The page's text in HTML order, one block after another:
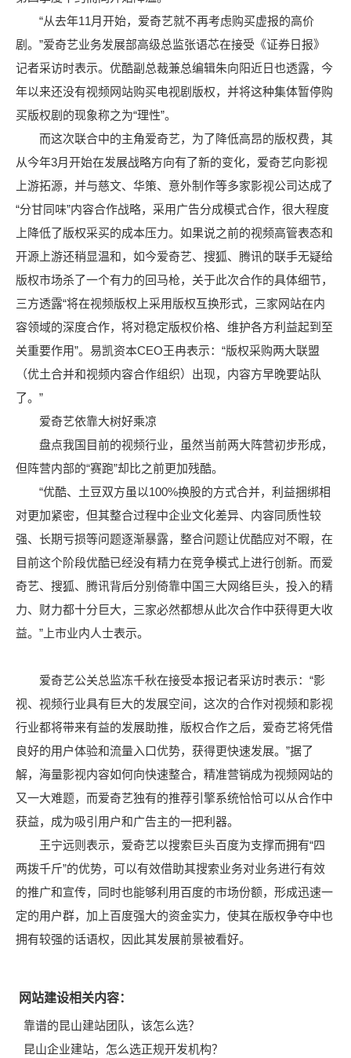
“从去年11月开始，爱奇艺就不再考虑购买虚报的高价
剧。”爱奇艺业务发展部高级总监张语芯在接受《证券日报》
记者采访时表示。优酷副总裁兼总编辑朱向阳近日也透露，今
年以来还没有视频网站购买电视剧版权，并将这种集体暂停购
买版权剧的现象称之为“理性”。
而这次联合中的主角爱奇艺，为了降低高昂的版权费，其
从今年3月开始在发展战略方向有了新的变化，爱奇艺向影视
上游拓源，并与慈文、华策、意外制作等多家影视公司达成了
“分甘同味”内容合作战略，采用广告分成模式合作，很大程度
上降低了版权采买的成本压力。如果说之前的视频高管表态和
开源上游还稍显温和，如今爱奇艺、搜狐、腾讯的联手无疑给
版权市场杀了一个有力的回马枪，关于此次合作的具体细节，
三方透露“将在视频版权上采用版权互换形式，三家网站在内
容领域的深度合作，将对稳定版权价格、维护各方利益起到至
关重要作用”。易凯资本CEO王冉表示：“版权采购两大联盟
（优土合并和视频内容合作组织）出现，内容方早晚要站队
了。”
爱奇艺依靠大树好乘凉
盘点我国目前的视频行业，虽然当前两大阵营初步形成，
但阵营内部的“赛跑”却比之前更加残酷。
“优酷、土豆双方虽以100%换股的方式合并，利益捆绑相
对更加紧密，但其整合过程中企业文化差异、内容同质性较
强、长期亏损等问题逐渐暴露，整合问题让优酷应对不暇，在
目前这个阶段优酷已经没有精力在竞争模式上进行创新。而爱
奇艺、搜狐、腾讯背后分别倚靠中国三大网络巨头，投入的精
力、财力都十分巨大，三家必然都想从此次合作中获得更大收
益。”上市业内人士表示。
爱奇艺公关总监冻千秋在接受本报记者采访时表示：“影
视、视频行业具有巨大的发展空间，这次的合作对视频和影视
行业都将带来有益的发展助推，版权合作之后，爱奇艺将凭借
良好的用户体验和流量入口优势，获得更快速发展。”据了
解，海量影视内容如何向快速整合，精准营销成为视频网站的
又一大难题，而爱奇艺独有的推荐引擎系统恰恰可以从合作中
获益，成为吸引用户和广告主的一把利器。
王宁远则表示，爱奇艺以搜索巨头百度为支撑而拥有“四
两拨千斤”的优势，可以有效借助其搜索业务对业务进行有效
的推广和宣传，同时也能够利用百度的市场份额，形成迅速一
定的用户群，加上百度强大的资金实力，使其在版权争夺中也
拥有较强的话语权，因此其发展前景被看好。
网站建设相关内容：
靠谱的昆山建站团队，该怎么选？
昆山企业建站，怎么选正规开发机构？